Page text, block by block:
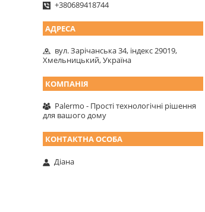
+380689418744
вул. Зарічанська 34, індекс 29019,
Хмельницький, Україна
Palermo - Прості технологічні рішення
для вашого дому
Діана